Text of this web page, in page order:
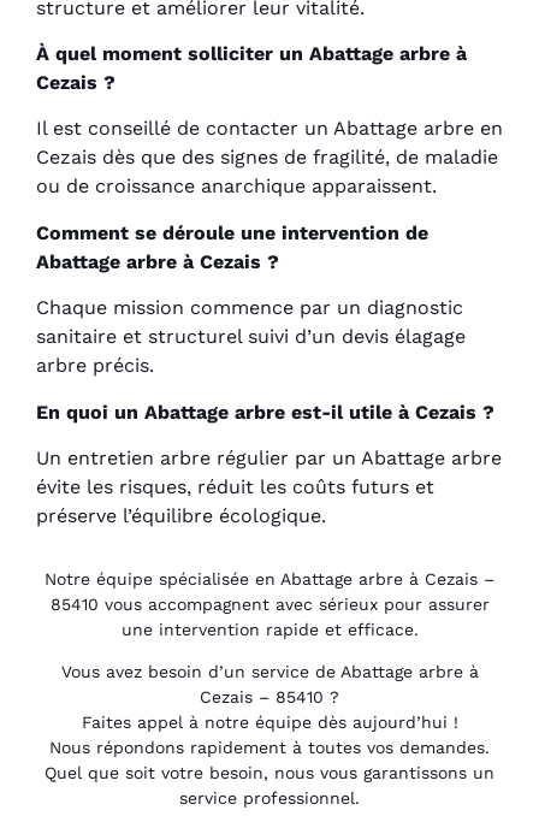
structure et améliorer leur vitalité.
À quel moment solliciter un Abattage arbre à
Cezais ?
Il est conseillé de contacter un Abattage arbre en
Cezais dès que des signes de fragilité, de maladie
ou de croissance anarchique apparaissent.
Comment se déroule une intervention de
Abattage arbre à Cezais ?
Chaque mission commence par un diagnostic
sanitaire et structurel suivi d’un devis élagage
arbre précis.
En quoi un Abattage arbre est-il utile à Cezais ?
Un entretien arbre régulier par un Abattage arbre
évite les risques, réduit les coûts futurs et
préserve l’équilibre écologique.
Notre équipe spécialisée en Abattage arbre à Cezais –
85410 vous accompagnent avec sérieux pour assurer
une intervention rapide et efficace.
Vous avez besoin d’un service de Abattage arbre à
Cezais – 85410 ?
Faites appel à notre équipe dès aujourd’hui !
Nous répondons rapidement à toutes vos demandes.
Quel que soit votre besoin, nous vous garantissons un
service professionnel.